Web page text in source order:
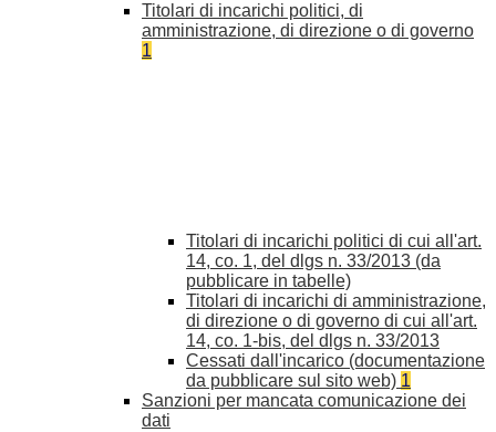
Titolari di incarichi politici, di
amministrazione, di direzione o di governo
1
Titolari di incarichi politici di cui all'art.
14, co. 1, del dlgs n. 33/2013 (da
pubblicare in tabelle)
Titolari di incarichi di amministrazione,
di direzione o di governo di cui all'art.
14, co. 1-bis, del dlgs n. 33/2013
Cessati dall'incarico (documentazione
da pubblicare sul sito web) 1
Sanzioni per mancata comunicazione dei
dati